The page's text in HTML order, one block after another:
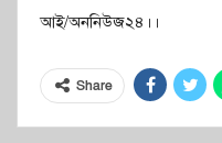
আই/অননিউজ২৪।।
Share